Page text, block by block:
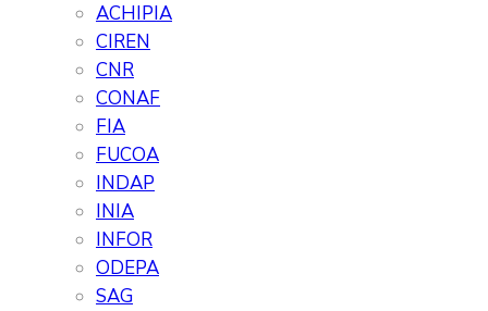
ACHIPIA
CIREN
CNR
CONAF
FIA
FUCOA
INDAP
INIA
INFOR
ODEPA
SAG